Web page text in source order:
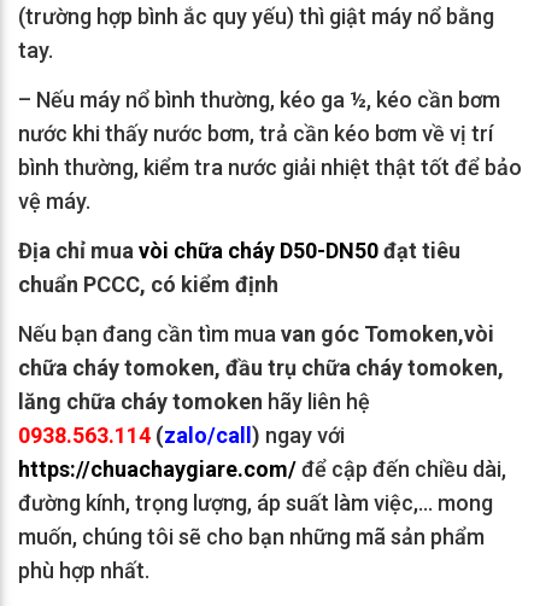
(trường hợp bình ắc quy yếu) thì giật máy nổ bằng
tay.
– Nếu máy nổ bình thường, kéo ga ½, kéo cần bơm
nước khi thấy nước bơm, trả cần kéo bơm về vị trí
bình thường, kiểm tra nước giải nhiệt thật tốt để bảo
vệ máy.
Địa chỉ mua vòi chữa cháy D50-DN50đạt tiêu
chuẩn PCCC, có kiểm định
Nếu bạn đang cần tìm mua van góc Tomoken,vòi
chữa cháy tomoken, đầu trụ chữa cháy tomoken,
lăng chữa cháy tomoken hãy liên hệ
0938.563.114 (zalo/call ) ngay với
https://chuachaygiare.com/để cập đến chiều dài,
đường kính, trọng lượng, áp suất làm việc,… mong
muốn, chúng tôi sẽ cho bạn những mã sản phẩm
phù hợp nhất.